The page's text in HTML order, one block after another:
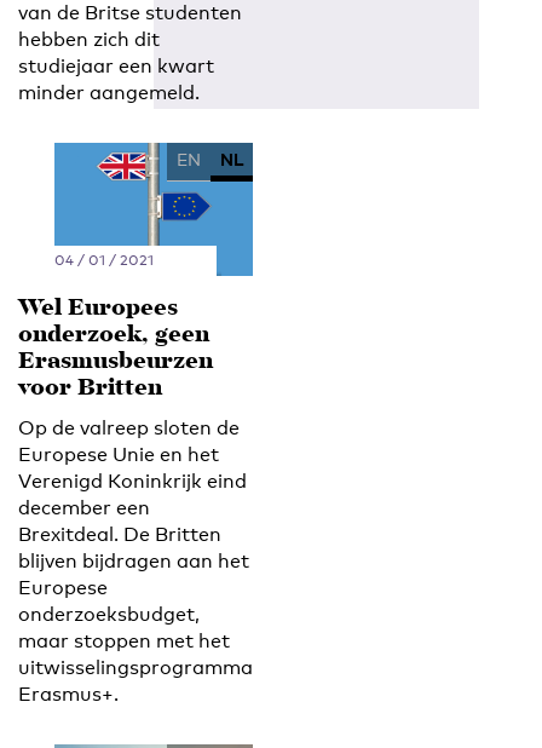
van de Britse studenten
hebben zich dit
studiejaar een kwart
minder aangemeld.
EN NL
04 / 01 / 2021
Wel Europees
onderzoek, geen
Erasmusbeurzen
voor Britten
Op de valreep sloten de
Europese Unie en het
Verenigd Koninkrijk eind
december een
Brexitdeal. De Britten
blijven bijdragen aan het
Europese
onderzoeksbudget,
maar stoppen met het
uitwisselingsprogramma
Erasmus+.